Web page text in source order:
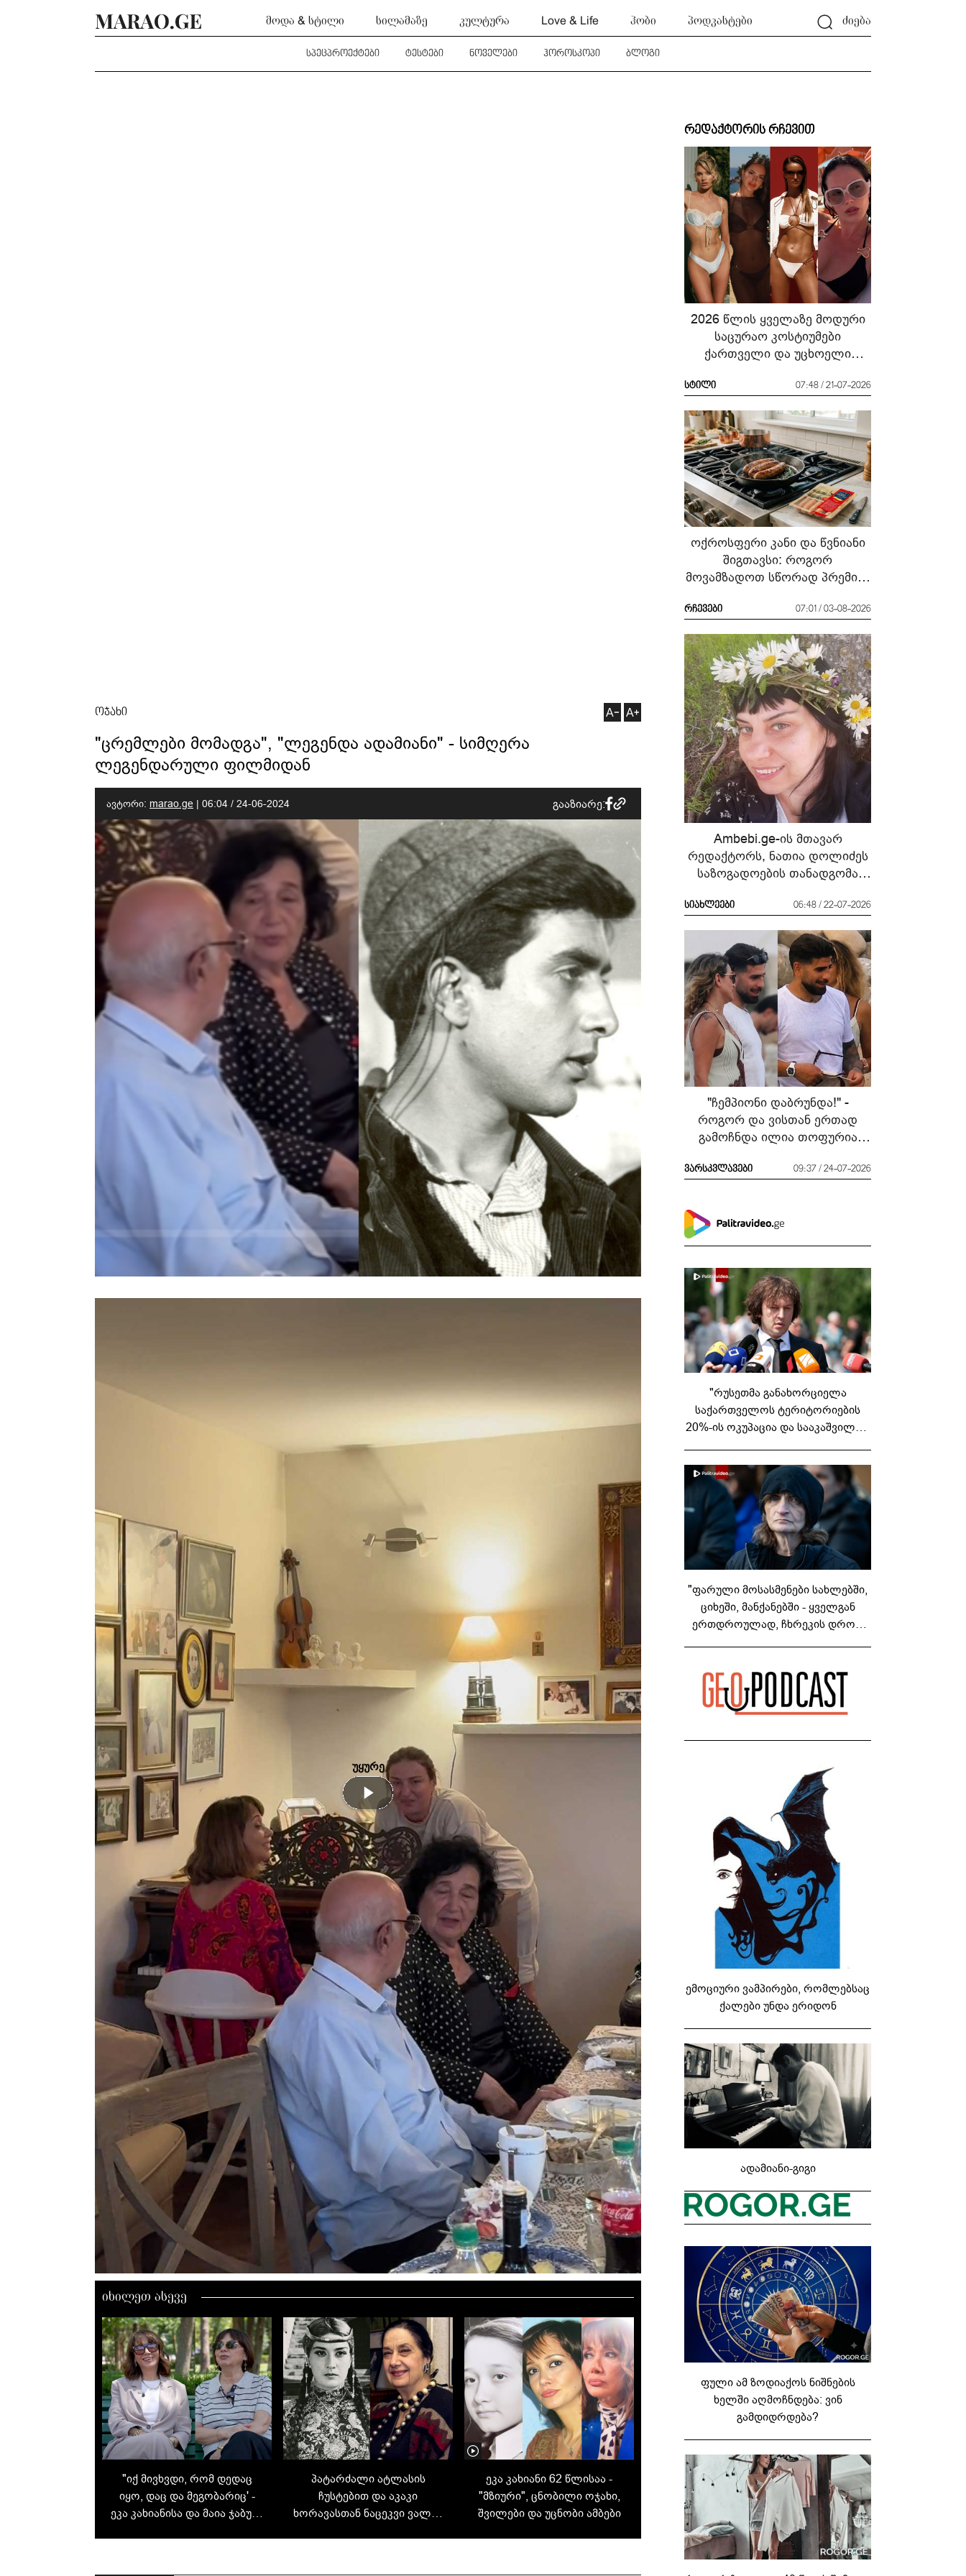
მოდა & სტილი სილამაზე კულტურა Love & Life ჰობი პოდკასტები ძიება
სპეცპროექტები ტესტები ნოველები ჰოროსკოპი ბლოგი
ოჯახი
"ცრემლები მომადგა", "ლეგენდა ადამიანი" - სიმღერა
ლეგენდარული ფილმიდან
ავტორი: marao.ge | 06:04 / 24-06-2024 გააზიარე:
უყურე
00:00 / 00:00
იხილეთ ასევე
"იქ მივხვდი, რომ დედაც
იყო, დაც და მეგობარიც' -
ეკა კახიანისა და მაია ჯაბუას
პატარძალი ატლასის
ჩუსტებით და აკაკი
ხორავასთან ნაცეკვი ვალსი
ეკა კახიანი 62 წლისაა -
"მზიური", ცნობილი ოჯახი,
შვილები და უცნობი ამბები
რედაქტორის რჩევით
2026 წლის ყველაზე მოდური
საცურაო კოსტიუმები
ქართველი და უცხოელი
რა ჩავიცვათ სანაპიროზე?
სტილი 07:48 / 21-07-2026
ოქროსფერი კანი და წვნიანი
შიგთავსი: როგორ
მოვამზადოთ სწორად პრემიუმ
„შეფმაისტერის“
რჩევები 07:01 / 03-08-2026
Ambebi.ge-ის მთავარ
რედაქტორს, ნათია დოლიძეს
საზოგადოების თანადგომა
სიახლეები 06:48 / 22-07-2026
"ჩემპიონი დაბრუნდა!" -
როგორ და ვისთან ერთად
გამოჩნდა ილია თოფურია
ვარსკვლავები 09:37 / 24-07-2026
"რუსეთმა განახორციელა
საქართველოს ტერიტორიების
20%-ის ოკუპაცია და სააკაშვილის,
გადაფარავს ამ დანაშაულს" -
ირაკლი კობახიძე
"ფარული მოსასმენები სახლებში,
ციხეში, მანქანებში - ყველგან
ერთდროულად, ჩხრეკის დროს,
კუპატაძე
ემოციური ვამპირები, რომლებსაც
ქალები უნდა ერიდონ
ადამიანი-გიგი
ფული ამ ზოდიაქოს ნიშნების
ხელში აღმოჩნდება: ვინ
გამდიდრდება?